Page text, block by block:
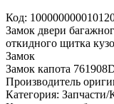
Код:
Замок двери
откидного щитка
Замок
Замок капота
Производитель
Категория: